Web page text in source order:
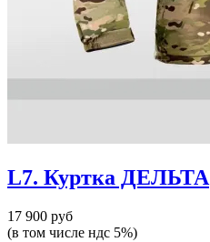
L7. Куртка ДЕЛЬТА
17 900 руб
(в том числе ндс 5%)